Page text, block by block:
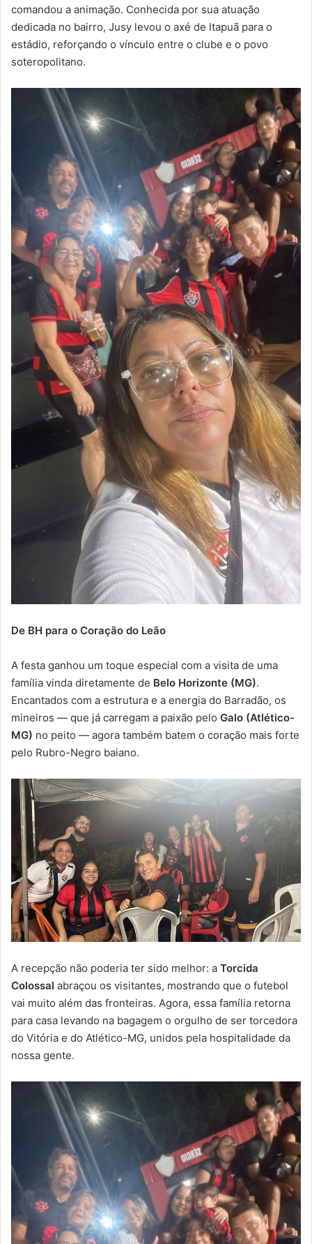
comandou a animação. Conhecida por sua atuação
dedicada no bairro, Jusy levou o axé de Itapuã para o
estádio, reforçando o vínculo entre o clube e o povo
soteropolitano.
De BH para o Coração do Leão
A festa ganhou um toque especial com a visita de uma
família vinda diretamente de Belo Horizonte (MG).
Encantados com a estrutura e a energia do Barradão, os
mineiros — que já carregam a paixão pelo Galo (Atlético-
MG) no peito — agora também batem o coração mais forte
pelo Rubro-Negro baiano.
A recepção não poderia ter sido melhor: a Torcida
Colossal abraçou os visitantes, mostrando que o futebol
vai muito além das fronteiras. Agora, essa família retorna
para casa levando na bagagem o orgulho de ser torcedora
do Vitória e do Atlético-MG, unidos pela hospitalidade da
nossa gente.